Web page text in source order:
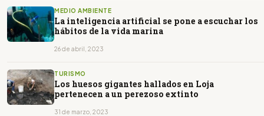
MEDIO AMBIENTE
La inteligencia artificial se pone a escuchar los
hábitos de la vida marina
26 de abril, 2023
TURISMO
Los huesos gigantes hallados en Loja
pertenecen a un perezoso extinto
31 de marzo, 2023